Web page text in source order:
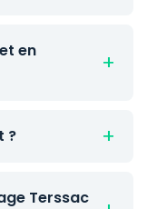
en
?
Terssac